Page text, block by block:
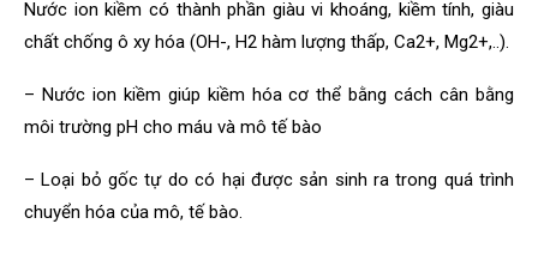
Nước ion kiềm có thành phần giàu vi khoáng, kiềm tính, giàu
chất chống ô xy hóa (OH-, H2 hàm lượng thấp, Ca2+, Mg2+,..).
– Nước ion kiềm giúp kiềm hóa cơ thể bằng cách cân bằng
môi trường pH cho máu và mô tế bào
– Loại bỏ gốc tự do có hại được sản sinh ra trong quá trình
chuyển hóa của mô, tế bào.